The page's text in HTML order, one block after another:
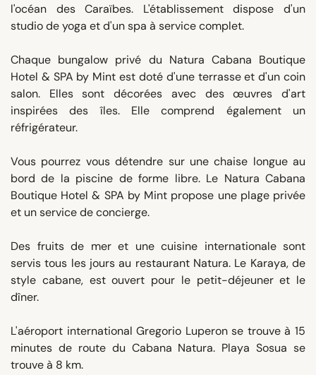
l'océan des Caraïbes. L'établissement dispose d'un
studio de yoga et d'un spa à service complet.
Chaque bungalow privé du Natura Cabana Boutique
Hotel & SPA by Mint est doté d'une terrasse et d'un coin
salon. Elles sont décorées avec des œuvres d'art
inspirées des îles. Elle comprend également un
réfrigérateur.
Vous pourrez vous détendre sur une chaise longue au
bord de la piscine de forme libre. Le Natura Cabana
Boutique Hotel & SPA by Mint propose une plage privée
et un service de concierge.
Des fruits de mer et une cuisine internationale sont
servis tous les jours au restaurant Natura. Le Karaya, de
style cabane, est ouvert pour le petit-déjeuner et le
dîner.
L'aéroport international Gregorio Luperon se trouve à 15
minutes de route du Cabana Natura. Playa Sosua se
trouve à 8 km.